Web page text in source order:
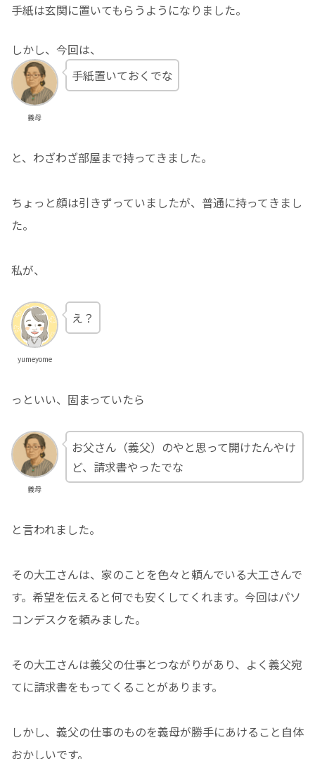
手紙は玄関に置いてもらうようになりました。
しかし、今回は、
義母
手紙置いておくでな
と、わざわざ部屋まで持ってきました。
ちょっと顔は引きずっていましたが、普通に持ってきまし
た。
私が、
yumeyome
え？
っといい、固まっていたら
義母
お父さん（義父）のやと思って開けたんやけ
ど、請求書やったでな
と言われました。
その大工さんは、家のことを色々と頼んでいる大工さんで
す。希望を伝えると何でも安くしてくれます。今回はパソ
コンデスクを頼みました。
その大工さんは義父の仕事とつながりがあり、よく義父宛
てに請求書をもってくることがあります。
しかし、義父の仕事のものを義母が勝手にあけること自体
おかしいです。